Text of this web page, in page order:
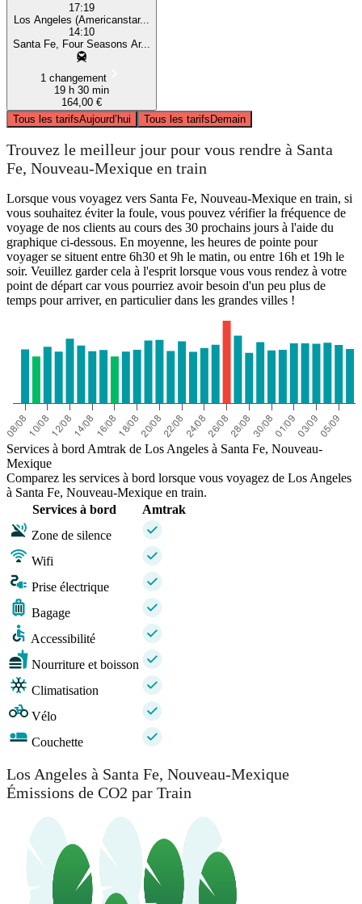
17:19
Los Angeles (Americanstar...
14:10
Santa Fe, Four Seasons Ar...
1 changement
19 h 30 min
164,00 €
Tous les tarifsAujourd’hui Tous les tarifsDemain
Trouvez le meilleur jour pour vous rendre à Santa
Fe, Nouveau-Mexique en train
Lorsque vous voyagez vers Santa Fe, Nouveau-Mexique en train, si
vous souhaitez éviter la foule, vous pouvez vérifier la fréquence de
voyage de nos clients au cours des 30 prochains jours à l'aide du
graphique ci-dessous. En moyenne, les heures de pointe pour
voyager se situent entre 6h30 et 9h le matin, ou entre 16h et 19h le
soir. Veuillez garder cela à l'esprit lorsque vous vous rendez à votre
point de départ car vous pourriez avoir besoin d'un peu plus de
temps pour arriver, en particulier dans les grandes villes !
Services à bord Amtrak de Los Angeles à Santa Fe, Nouveau-
Mexique
Comparez les services à bord lorsque vous voyagez de Los Angeles
à Santa Fe, Nouveau-Mexique en train.
Services à bord
Amtrak
Zone de silence
Wifi
Prise électrique
Bagage
Accessibilité
Nourriture et boisson
Climatisation
Vélo
Couchette
Los Angeles à Santa Fe, Nouveau-Mexique
Émissions de CO2 par Train